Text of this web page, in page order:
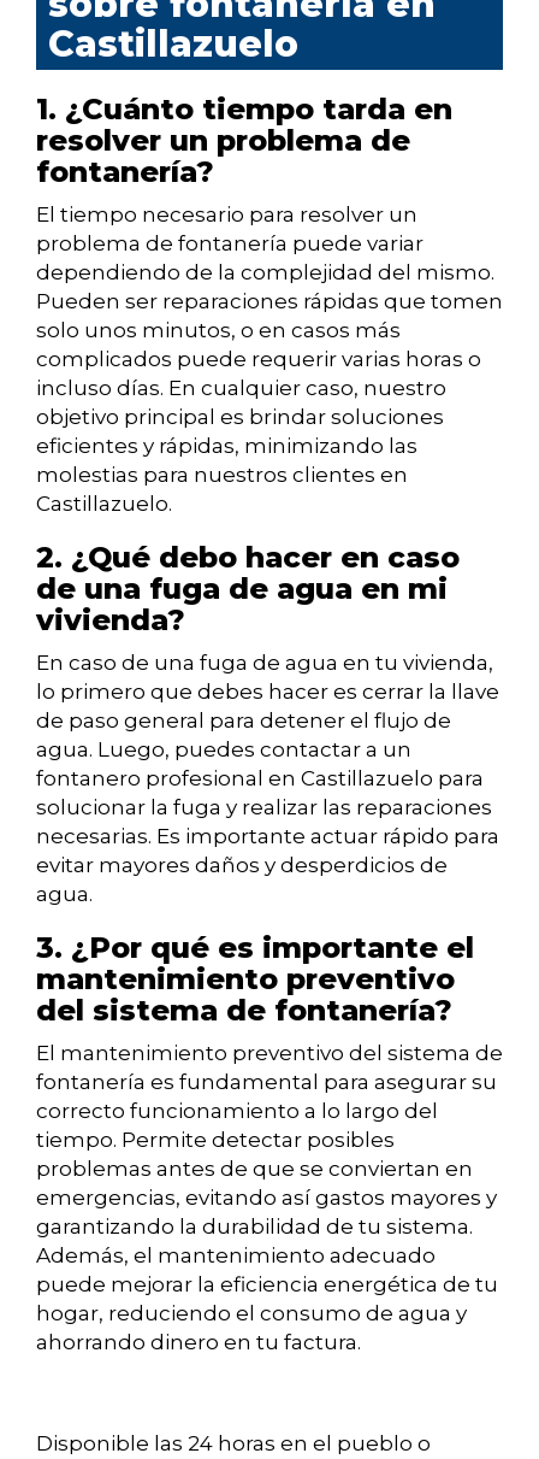
Castillazuelo
1. ¿Cuánto tiempo tarda en
resolver un problema de
fontanería?
El tiempo necesario para resolver un
problema de fontanería puede variar
dependiendo de la complejidad del mismo.
Pueden ser reparaciones rápidas que tomen
solo unos minutos, o en casos más
complicados puede requerir varias horas o
incluso días. En cualquier caso, nuestro
objetivo principal es brindar soluciones
eficientes y rápidas, minimizando las
molestias para nuestros clientes en
Castillazuelo.
2. ¿Qué debo hacer en caso
de una fuga de agua en mi
vivienda?
En caso de una fuga de agua en tu vivienda,
lo primero que debes hacer es cerrar la llave
de paso general para detener el flujo de
agua. Luego, puedes contactar a un
fontanero profesional en Castillazuelo para
solucionar la fuga y realizar las reparaciones
necesarias. Es importante actuar rápido para
evitar mayores daños y desperdicios de
agua.
3. ¿Por qué es importante el
mantenimiento preventivo
del sistema de fontanería?
El mantenimiento preventivo del sistema de
fontanería es fundamental para asegurar su
correcto funcionamiento a lo largo del
tiempo. Permite detectar posibles
problemas antes de que se conviertan en
emergencias, evitando así gastos mayores y
garantizando la durabilidad de tu sistema.
Además, el mantenimiento adecuado
puede mejorar la eficiencia energética de tu
hogar, reduciendo el consumo de agua y
ahorrando dinero en tu factura.
Disponible las 24 horas en el pueblo o